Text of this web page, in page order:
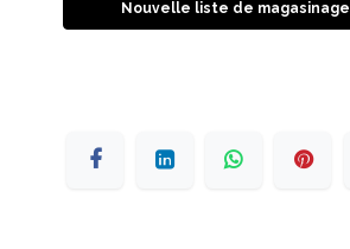
Nouvelle liste de magasinage